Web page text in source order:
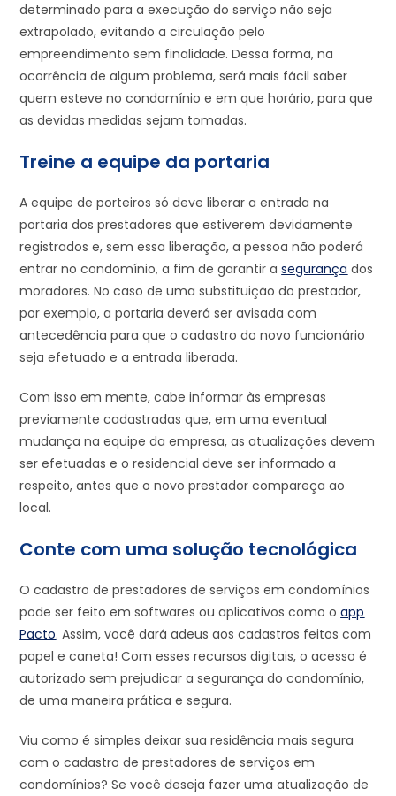
determinado para a execução do serviço não seja
extrapolado, evitando a circulação pelo
empreendimento sem finalidade. Dessa forma, na
ocorrência de algum problema, será mais fácil saber
quem esteve no condomínio e em que horário, para que
as devidas medidas sejam tomadas.
Treine a equipe da portaria
A equipe de porteiros só deve liberar a entrada na
portaria dos prestadores que estiverem devidamente
registrados e, sem essa liberação, a pessoa não poderá
entrar no condomínio, a fim de garantir asegurança dos
moradores. No caso de uma substituição do prestador,
por exemplo, a portaria deverá ser avisada com
antecedência para que o cadastro do novo funcionário
seja efetuado e a entrada liberada.
Com isso em mente, cabe informar às empresas
previamente cadastradas que, em uma eventual
mudança na equipe da empresa, as atualizações devem
ser efetuadas e o residencial deve ser informado a
respeito, antes que o novo prestador compareça ao
local.
Conte com uma solução tecnológica
O cadastro de prestadores de serviços em condomínios
pode ser feito em softwares ou aplicativos como oapp
Pacto. Assim, você dará adeus aos cadastros feitos com
papel e caneta! Com esses recursos digitais, o acesso é
autorizado sem prejudicar a segurança do condomínio,
de uma maneira prática e segura.
Viu como é simples deixar sua residência mais segura
com o cadastro de prestadores de serviços em
condomínios? Se você deseja fazer uma atualização de